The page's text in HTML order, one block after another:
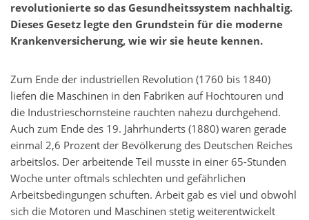
revolutionierte so das Gesundheitssystem nachhaltig.
Dieses Gesetz legte den Grundstein für die moderne
Krankenversicherung, wie wir sie heute kennen.
Zum Ende der industriellen Revolution (1760 bis 1840)
liefen die Maschinen in den Fabriken auf Hochtouren und
die Industrieschornsteine rauchten nahezu durchgehend.
Auch zum Ende des 19. Jahrhunderts (1880) waren gerade
einmal 2,6 Prozent der Bevölkerung des Deutschen Reiches
arbeitslos. Der arbeitende Teil musste in einer 65-Stunden
Woche unter oftmals schlechten und gefährlichen
Arbeitsbedingungen schuften. Arbeit gab es viel und obwohl
sich die Motoren und Maschinen stetig weiterentwickelt